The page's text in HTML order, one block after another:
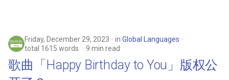
Friday, December 29, 2023 in Global Languages
total 1615 words
9 min read
歌曲「Happy Birthday to You」版权公